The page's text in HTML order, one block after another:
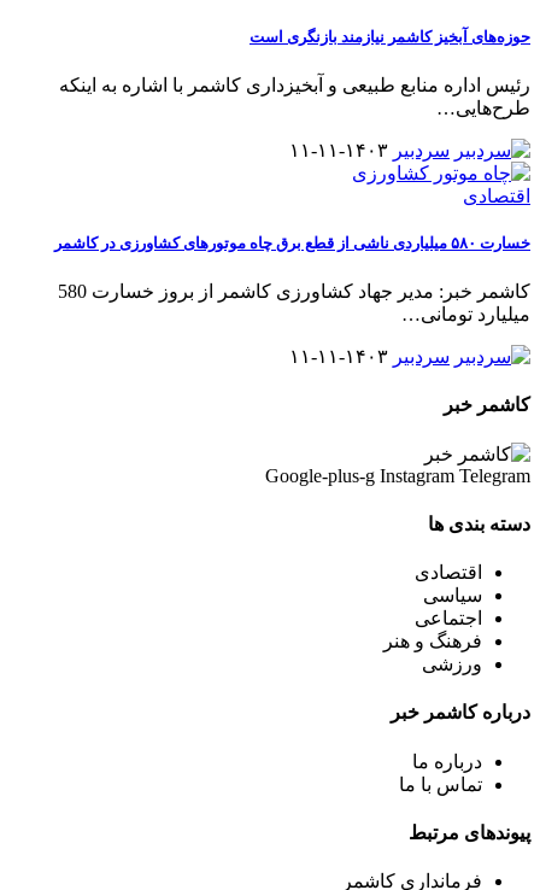
حوزه‌های آبخیز کاشمر نیازمند بازنگری است
رئیس اداره منابع طبیعی و آبخیزداری کاشمر با اشاره به اینکه
طرح‌هایی…
سردبیر ۱۴۰۳-۱۱-۱۱
اقتصادی
خسارت ۵۸۰ میلیاردی ناشی از قطع برق چاه موتورهای کشاورزی در کاشمر
کاشمر خبر: مدیر جهاد کشاورزی کاشمر از بروز خسارت 580
میلیارد تومانی…
سردبیر ۱۴۰۳-۱۱-۱۱
کاشمر خبر
Google-plus-g Instagram Telegram
دسته بندی ها
اقتصادی
سیاسی
اجتماعی
فرهنگ و هنر
ورزشی
درباره کاشمر خبر
درباره ما
تماس با ما
پیوندهای مرتبط
فرمانداری کاشمر